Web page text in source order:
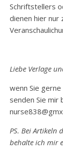
Schriftstellers
dienen hier nur
Liebe Verlage
wenn Sie
senden Sie mir
PS. Bei Artikeln
behalte ich mir